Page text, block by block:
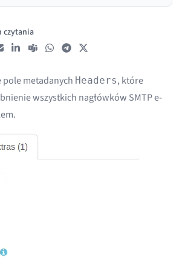
czytania
link
E-mail LinkedIn
Teams WhatsAppTelegram
metadanych Headers, które
wszystkich nagłówków SMTP e-